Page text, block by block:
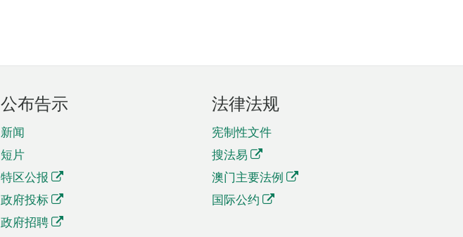
公布告示
新闻
短片
特区公报
政府投标
政府招聘
法律法规
宪制性文件
搜法易
澳门主要法例
国际公约